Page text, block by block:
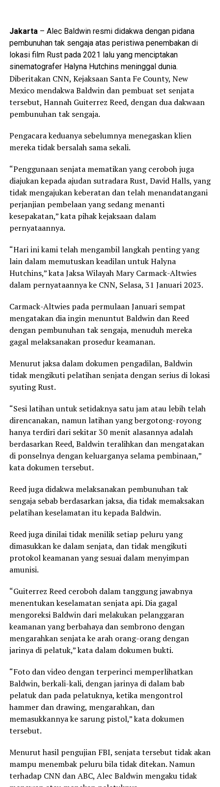
Jakarta– Alec Baldwin resmi didakwa dengan pidana
pembunuhan tak sengaja atas peristiwa penembakan di
lokasi film Rust pada 2021 lalu yang menciptakan
sinematografer Halyna Hutchins meninggal dunia.
Diberitakan CNN, Kejaksaan Santa Fe County, New
Mexico mendakwa Baldwin dan pembuat set senjata
tersebut, Hannah Guiterrez Reed, dengan dua dakwaan
pembunuhan tak sengaja.
Pengacara keduanya sebelumnya menegaskan klien
mereka tidak bersalah sama sekali.
“Penggunaan senjata mematikan yang ceroboh juga
diajukan kepada ajudan sutradara Rust, David Halls, yang
tidak mengajukan keberatan dan telah menandatangani
perjanjian pembelaan yang sedang menanti
kesepakatan,” kata pihak kejaksaan dalam
pernyataannya.
“Hari ini kami telah mengambil langkah penting yang
lain dalam memutuskan keadilan untuk Halyna
Hutchins,” kata Jaksa Wilayah Mary Carmack-Altwies
dalam pernyataannya ke CNN, Selasa, 31 Januari 2023.
Carmack-Altwies pada permulaan Januari sempat
mengatakan dia ingin menuntut Baldwin dan Reed
dengan pembunuhan tak sengaja, menuduh mereka
gagal melaksanakan prosedur keamanan.
Menurut jaksa dalam dokumen pengadilan, Baldwin
tidak mengikuti pelatihan senjata dengan serius di lokasi
syuting Rust.
“Sesi latihan untuk setidaknya satu jam atau lebih telah
direncanakan, namun latihan yang bergotong-royong
hanya terdiri dari sekitar 30 menit alasannya adalah
berdasarkan Reed, Baldwin teralihkan dan mengatakan
di ponselnya dengan keluarganya selama pembinaan,”
kata dokumen tersebut.
Reed juga didakwa melaksanakan pembunuhan tak
sengaja sebab berdasarkan jaksa, dia tidak memaksakan
pelatihan keselamatan itu kepada Baldwin.
Reed juga dinilai tidak menilik setiap peluru yang
dimasukkan ke dalam senjata, dan tidak mengikuti
protokol keamanan yang sesuai dalam menyimpan
amunisi.
“Guiterrez Reed ceroboh dalam tanggung jawabnya
menentukan keselamatan senjata api. Dia gagal
mengoreksi Baldwin dari melakukan pelanggaran
keamanan yang berbahaya dan sembrono dengan
mengarahkan senjata ke arah orang-orang dengan
jarinya di pelatuk,” kata dalam dokumen bukti.
“Foto dan video dengan terperinci memperlihatkan
Baldwin, berkali-kali, dengan jarinya di dalam bab
pelatuk dan pada pelatuknya, ketika mengontrol
hammer dan drawing, mengarahkan, dan
memasukkannya ke sarung pistol,” kata dokumen
tersebut.
Menurut hasil pengujian FBI, senjata tersebut tidak akan
mampu menembak peluru bila tidak ditekan. Namun
terhadap CNN dan ABC, Alec Baldwin mengaku tidak